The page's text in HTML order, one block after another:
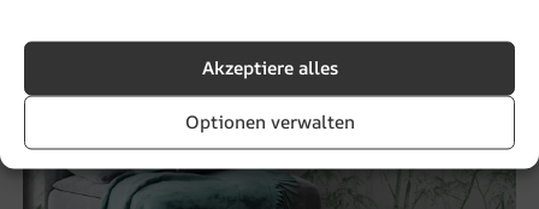
Akzeptiere alles
Optionen verwalten